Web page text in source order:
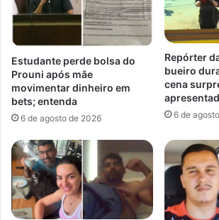
Estudante perde bolsa do
Prouni após mãe
movimentar dinheiro em
bets; entenda
6 de agosto de 2026
Repórter
bueiro
cena
6 de